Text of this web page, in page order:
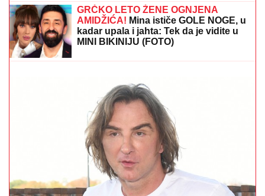
Voditeljka nakon porođaja ima telo za
medalju: Obavlja seoske poslove, a
kada se skine muškarcima padnu
vilice
MINA VRBAŠKI POKAZALA VERENIČKI PRSTEN
Progovorila o svadbi sa Viktorom i Eliti 10: "Tražimo
stan, njegovi su me prihvatili" (Video)